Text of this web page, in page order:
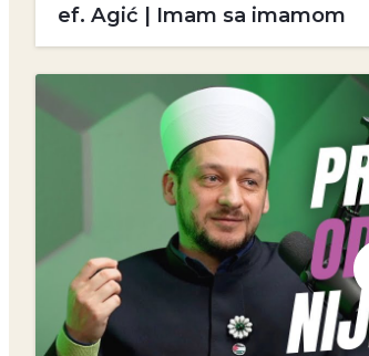
ef. Agić | Imam sa imamom